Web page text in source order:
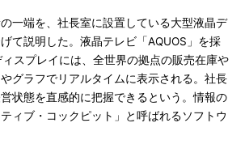
一端を、社長室に設置している大型液晶デ
て説明した。液晶テレビ「AQUOS」を採
スプレイには、全世界の拠点の販売在庫や
グラフでリアルタイムに表示される。社長
状態を直感的に把握できるという。情報の
ィブ・コックピット」と呼ばれるソフトウ